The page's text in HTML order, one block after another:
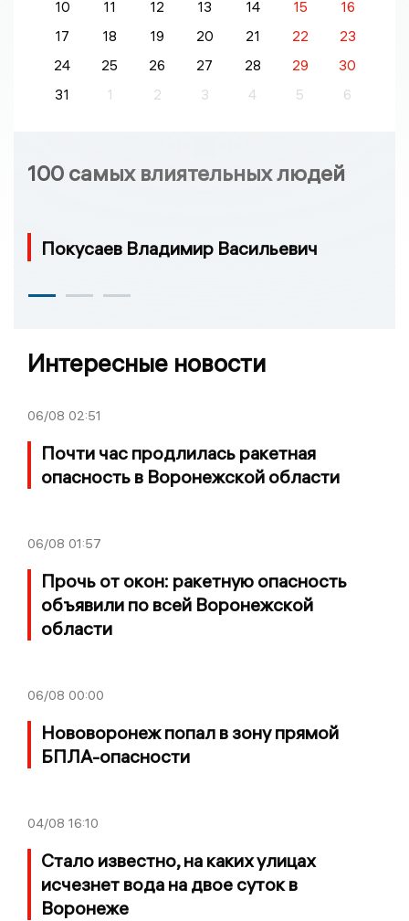
10 11 12 13 14 15
16
17
18 19 20 21 22
23
24
25 26 27 28 29
30
31
1 2 3 4 5 6
100 самых влиятельных людей
Покусаев Владимир Васильевич
Интересные новости
06/08 02:51
Почти час продлилась ракетная
опасность в Воронежской области
06/08 01:57
Прочь от окон: ракетную опасность
объявили по всей Воронежской
области
06/08 00:00
Нововоронеж попал в зону прямой
БПЛА-опасности
04/08 16:10
Стало известно, на каких улицах
исчезнет вода на двое суток в
Воронеже